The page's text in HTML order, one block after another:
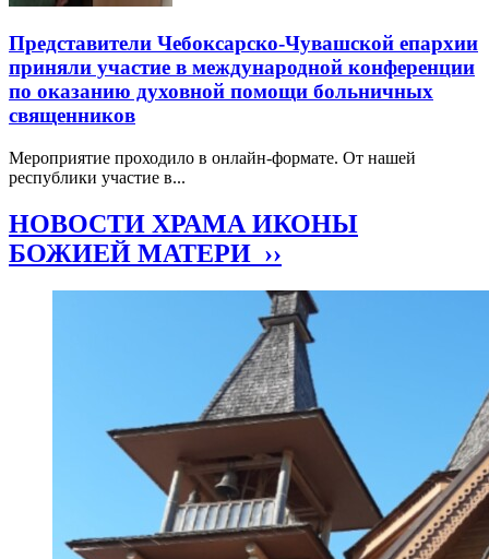
Представители Чебоксарско-Чувашской епархии
приняли участие в международной конференции
по оказанию духовной помощи больничных
священников
Мероприятие проходило в онлайн-формате. От нашей
республики участие в...
НОВОСТИ ХРАМА ИКОНЫ
БОЖИЕЙ МАТЕРИ ››